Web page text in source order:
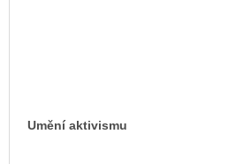
Umění aktivismu